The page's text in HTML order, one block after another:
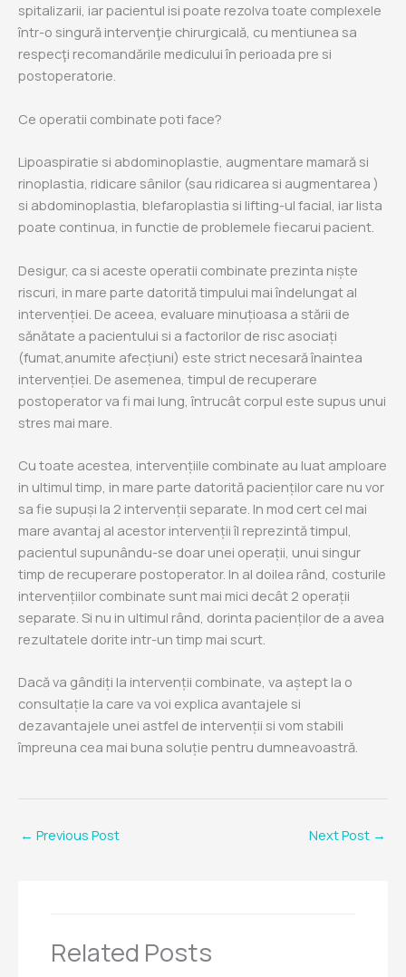
spitalizarii, iar pacientul isi poate rezolva toate complexele
într-o singură intervenţie chirurgicală, cu mentiunea sa
respecţi recomandările medicului în perioada pre si
postoperatorie.
Ce operatii combinate poti face?
Lipoaspiratie si abdominoplastie, augmentare mamară si
rinoplastia, ridicare sânilor (sau ridicarea si augmentarea )
si abdominoplastia, blefaroplastia si lifting-ul facial, iar lista
poate continua, in functie de problemele fiecarui pacient.
Desigur, ca si aceste operatii combinate prezinta niște
riscuri, in mare parte datorită timpului mai îndelungat al
intervenției. De aceea, evaluare minuțioasa a stării de
sănătate a pacientului si a factorilor de risc asociați
(fumat,anumite afecțiuni) este strict necesară înaintea
intervenției. De asemenea, timpul de recuperare
postoperator va fi mai lung, întrucât corpul este supus unui
stres mai mare.
Cu toate acestea, intervențiile combinate au luat amploare
in ultimul timp, in mare parte datorită pacienților care nu vor
sa fie supuși la 2 intervenții separate. In mod cert cel mai
mare avantaj al acestor intervenții îl reprezintă timpul,
pacientul supunându-se doar unei operații, unui singur
timp de recuperare postoperator. In al doilea rând, costurile
intervențiilor combinate sunt mai mici decât 2 operații
separate. Si nu in ultimul rând, dorinta pacienților de a avea
rezultatele dorite intr-un timp mai scurt.
Dacă va gândiți la intervenții combinate, va aștept la o
consultație la care va voi explica avantajele si
dezavantajele unei astfel de intervenții si vom stabili
împreuna cea mai buna soluție pentru dumneavoastră.
← Previous Post Next Post →
Related Posts